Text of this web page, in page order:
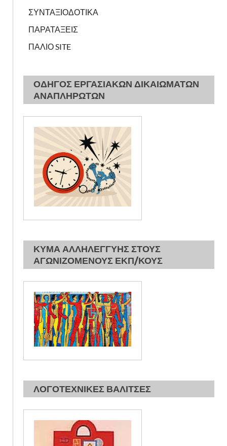
ΣΥΝΤΑΞΙΟΔΟΤΙΚΑ
ΠΑΡΑΤΑΞΕΙΣ
ΠΑΛΙΟ SITE
ΟΔΗΓΟΣ ΕΡΓΑΣΙΑΚΩΝ ΔΙΚΑΙΩΜΑΤΩΝ
ΑΝΑΠΛΗΡΩΤΩΝ
ΚΥΜΑ ΑΛΛΗΛΕΓΓΥΗΣ ΣΤΟΥΣ
ΑΓΩΝΙΖΟΜΕΝΟΥΣ ΕΚΠ/ΚΟΥΣ
ΛΟΓΟΤΕΧΝΙΚΕΣ ΒΑΛΙΤΣΕΣ